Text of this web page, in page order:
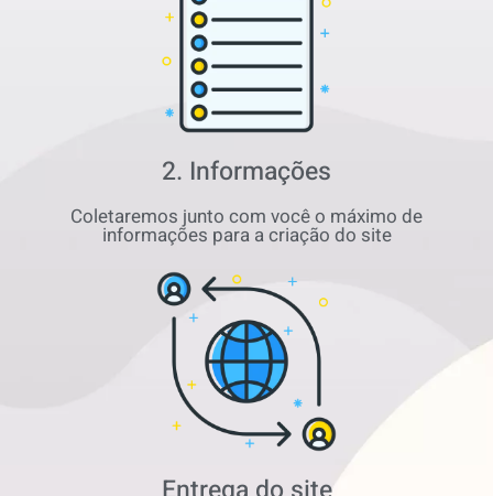
2. Informações
Coletaremos junto com você o máximo de
informações para a criação do site